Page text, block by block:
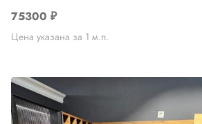
75300₽
Цена указана за 1 м.п.